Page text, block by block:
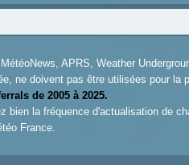
APRS, Weather
ne doivent pas être utilisées pour la
de 2005 à 2025.
bien la fréquence d'actualisation de
France.